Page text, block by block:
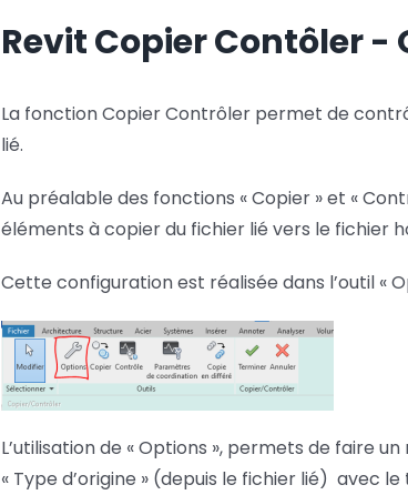
Netfabb Camplete
Revit Copier Contôler
La fonction Copier Contrôler permet de
lié.
Au préalable des fonctions « Copier » et «
éléments à copier du fichier lié vers le fichier
Cette configuration est réalisée dans l’outil «
L’utilisation de « Options », permets de faire
« Type d’origine » (depuis le fichier lié) avec